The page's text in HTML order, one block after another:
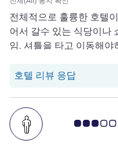
전체적으로 훌륭한 호텔
어서 갈수 있는 식당이나
임. 셔틀을 타고 이동해야
호텔 리뷰 응답당 호텔에
고객 평점 3.0/5